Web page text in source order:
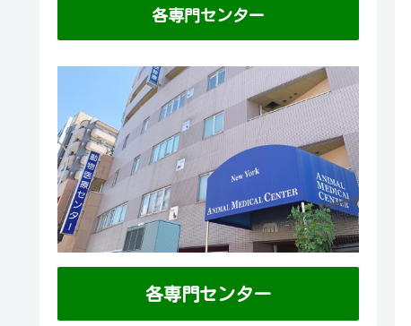
各専門センター
各専門センター